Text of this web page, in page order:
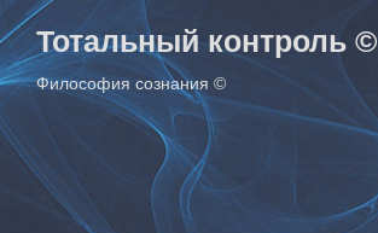
Тотальный контроль ©
Философия сознания ©